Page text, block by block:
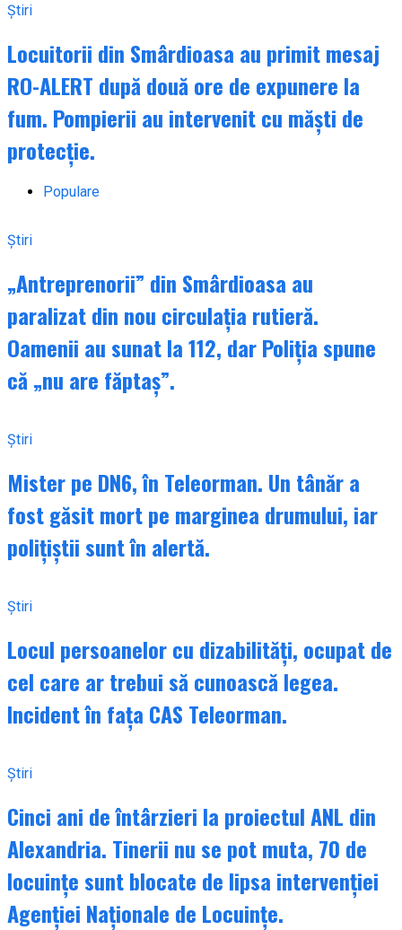
Știri
Locuitorii din Smârdioasa au primit mesaj
RO-ALERT după două ore de expunere la
fum. Pompierii au intervenit cu măști de
protecție.
Populare
Știri
„Antreprenorii” din Smârdioasa au
paralizat din nou circulația rutieră.
Oamenii au sunat la 112, dar Poliția spune
că „nu are făptaș”.
Știri
Mister pe DN6, în Teleorman. Un tânăr a
fost găsit mort pe marginea drumului, iar
polițiștii sunt în alertă.
Știri
Locul persoanelor cu dizabilități, ocupat de
cel care ar trebui să cunoască legea.
Incident în fața CAS Teleorman.
Știri
Cinci ani de întârzieri la proiectul ANL din
Alexandria. Tinerii nu se pot muta, 70 de
locuințe sunt blocate de lipsa intervenției
Agenției Naționale de Locuințe.